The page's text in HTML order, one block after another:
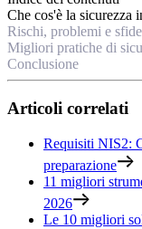
Che cos'è la sicurezza
Rischi, problemi e
Migliori pratiche di
Conclusione
Articoli correlati
Requisiti NIS2:
preparazione
11 migliori
2026
Le 10 migliori